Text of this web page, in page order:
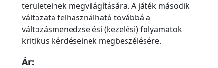
területeinek megvilágítására. A játék második
változata felhasználható továbbá a
változásmenedzselési (kezelési) folyamatok
kritikus kérdéseinek megbeszélésére.
Ár: